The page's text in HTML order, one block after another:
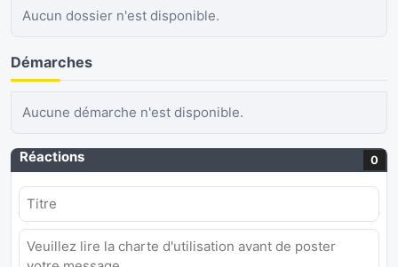
Aucun dossier n'est disponible.
Démarches
Aucune démarche n'est disponible.
Réactions 0